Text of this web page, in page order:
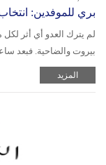
بري للموفدين:
لم يترك العدو أي أثر
بيروت والضاحية. فبعد
المزيد